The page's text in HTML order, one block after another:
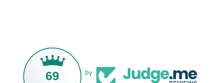
69 by